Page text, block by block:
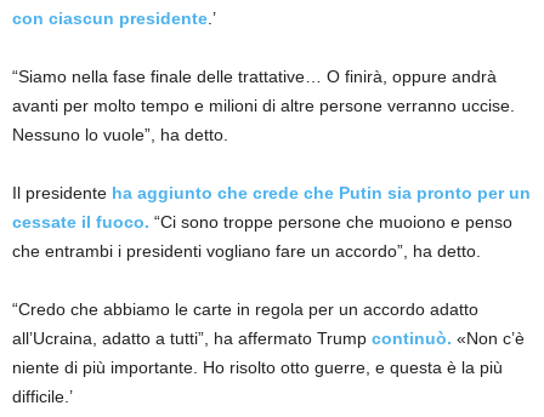
con ciascun presidente .’
“Siamo nella fase finale delle trattative… O finirà, oppure andrà
avanti per molto tempo e milioni di altre persone verranno uccise.
Nessuno lo vuole”, ha detto.
Il presidente ha aggiunto che crede che Putin sia pronto per un
cessate il fuoco. “Ci sono troppe persone che muoiono e penso
che entrambi i presidenti vogliano fare un accordo”, ha detto.
“Credo che abbiamo le carte in regola per un accordo adatto
all’Ucraina, adatto a tutti”, ha affermato Trump continuò. «Non c’è
niente di più importante. Ho risolto otto guerre, e questa è la più
difficile.’